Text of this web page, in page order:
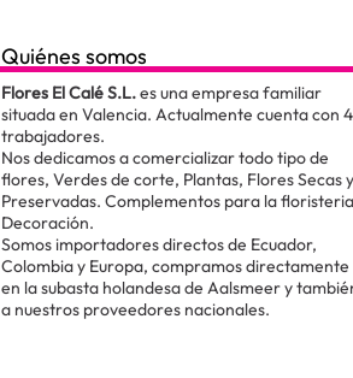
Quiénes somos
Flores El Calé S.L.es una empresa familiar
situada en Valencia. Actualmente cuenta con
trabajadores.
Nos dedicamos a comercializar todo tipo de
flores, Verdes de corte, Plantas, Flores Secas y
Preservadas. Complementos para la
Decoración.
Somos importadores directos de Ecuador,
Colombia y Europa, compramos directamente
en la subasta holandesa de Aalsmeer y
a nuestros proveedores nacionales.